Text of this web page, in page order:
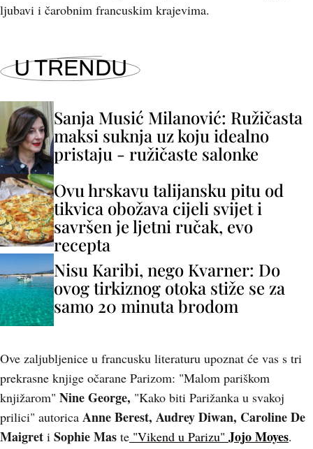
ljubavi i čarobnim francuskim krajevima.
U TRENDU
Sanja Musić Milanović: Ružičasta
maksi suknja uz koju idealno
pristaju - ružičaste salonke
Ovu hrskavu talijansku pitu od
tikvica obožava cijeli svijet i
savršen je ljetni ručak, evo
recepta
Nisu Karibi, nego Kvarner: Do
ovog tirkiznog otoka stiže se za
samo 20 minuta brodom
Ove zaljubljenice u francusku literaturu upoznat će vas s tri
prekrasne knjige očarane Parizom: "Malom pariškom
knjižarom" Nine George, "Kako biti Parižanka u svakoj
prilici" autorica Anne Berest, Audrey Diwan, Caroline De
Maigret i Sophie Mas te "Vikend u Parizu" Jojo Moyes.